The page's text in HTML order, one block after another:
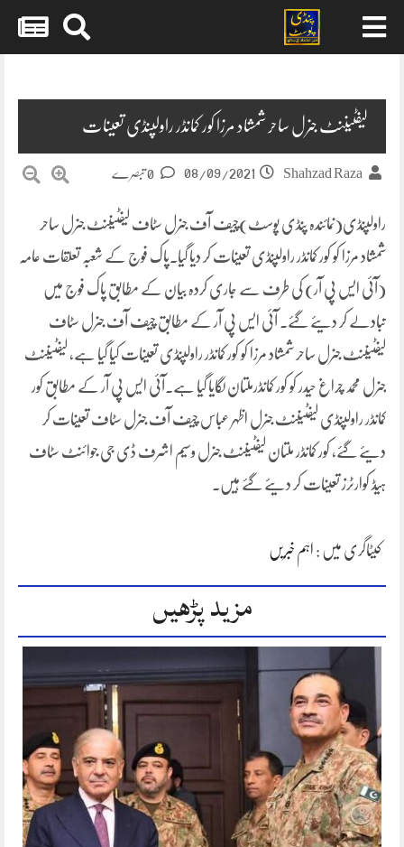
لیفٹیننٹ جنرل ساحر شمشاد مرزا کور کمانڈر راولپنڈی تعینات
Shahzad Raza
08/09/2021
راولپنڈی(نمائندہ پنڈی پوسٹ)چیف آف جنرل سٹاف لیفٹیننٹ جنرل ساحر
شمشاد مرزا کو کور کمانڈر راولپنڈی تعینات کر دیا گیا۔پاک فوج کے شعبہ تعلقات عامہ
(آئی ایس پی آر) کی طرف سے جاری کردہ بیان کے مطابق پاک فوج میں
تبادلے کر دیئے گئے۔ آئی ایس پی آر کے مطابق چیف آف جنرل سٹاف
لیفٹیننٹ جنرل ساحر شمشاد مرزا کو کور کمانڈر راولپنڈی تعینات کیا گیا ہے، لیفٹیننٹ
جنرل محمد چراغ حیدر کو کور کمانڈرملتان لگایا گیا ہے۔آئی ایس پی آر کے مطابق کور
کمانڈر راولپنڈی لیفٹیننٹ جنرل اظہر عباس چیف آف جنرل سٹاف تعینات کر
دیئے گئے، کور کمانڈر ملتان لیفٹیننٹ جنرل وسیم اشرف ڈی جی جوائنٹ سٹاف
ہیڈ کوارٹرز تعینات کر دیئے گئے ہیں۔
کیٹاگری میں : اہم خبریں
مزید پڑھیں